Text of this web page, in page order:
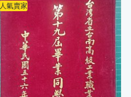
人氣賣家